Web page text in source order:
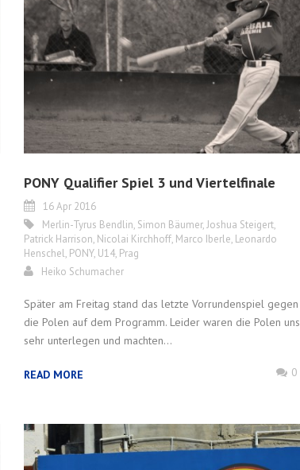
PONY Qualifier Spiel 3 und Viertelfinale
16 Apr 2016
Merlin-Tyrus Bendlin, Simon Bäumer,Joshua Steigert,
Patrick Harrison, Nicolai Kirchhoff, Marco Iberle, Leonardo
Henschel, PONY, U14, Prag
Heiko Schumacher
Später am Freitag stand das letzte Vorrundenspiel gegen
die Polen auf dem Programm. Leider waren die Polen uns
sehr unterlegen und machten...
READ MORE 0